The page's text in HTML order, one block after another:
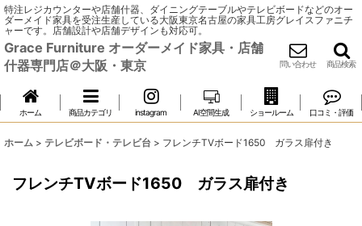
特注レジカウンターや店舗什器、ダイニングテーブルやテレビボードなどのオー
ダーメイド家具を受注生産している大阪東京名古屋の家具工房グレイスファニチ
ャーです。店舗設計や店舗デザインも対応可。
Grace Furniture オーダーメイド家具・店舗
什器専門店＠大阪・東京
問い合わせ 商品検索
ホーム 商品カテゴリ instagram AI空間生成 ショールーム 口コミ・評価
ホーム > テレビボード・テレビ台 > フレンチTVボード1650 ガラス扉付き
フレンチTVボード1650 ガラス扉付き